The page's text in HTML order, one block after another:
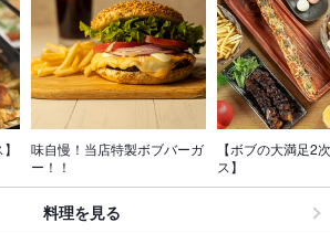
味自慢！当店特製ボブバーガ
ー！！
【ボブの大満足2
ス】
料理を見る